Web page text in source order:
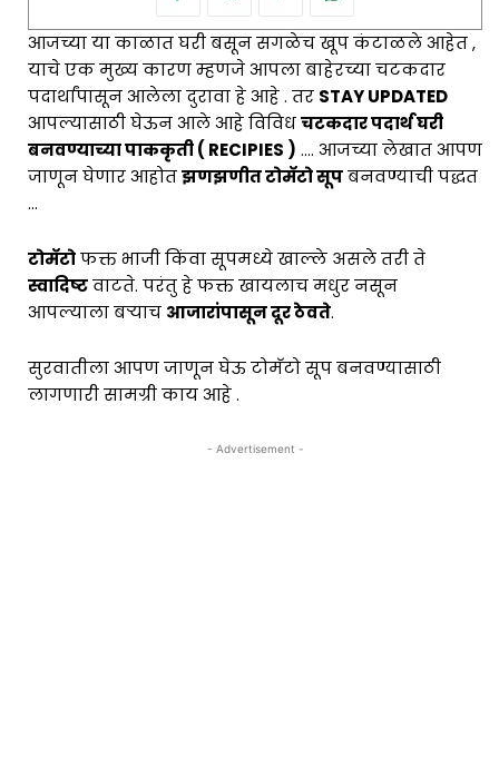
आजच्या या काळात घरी बसून सगळेच खूप कंटाळले आहेत ,
याचे एक मुख्य कारण म्हणजे आपला बाहेरच्या चटकदार
पदार्थांपासून आलेला दुरावा हे आहे . तर STAY UPDATED
आपल्यासाठी घेऊन आले आहे विविधचटकदार पदार्थ घरी
बनवण्याच्या पाककृती ( RECIPIES ) …. आजच्या लेखात आपण
जाणून घेणार आहोतझणझणीत टोमॅटो सूपबनवण्याची पद्धत
…
टोमॅटोफक्त भाजी किंवा सूपमध्ये खाल्ले असले तरी ते
स्वादिष्टवाटते. परंतु हे फक्त खायलाच मधुर नसून
आपल्याला बर्‍याच आजारांपासून दूर ठेवते.
सुरवातीला आपण जाणून घेऊ टोमॅटो सूप बनवण्यासाठी
लागणारी सामग्री काय आहे .
- Advertisement -